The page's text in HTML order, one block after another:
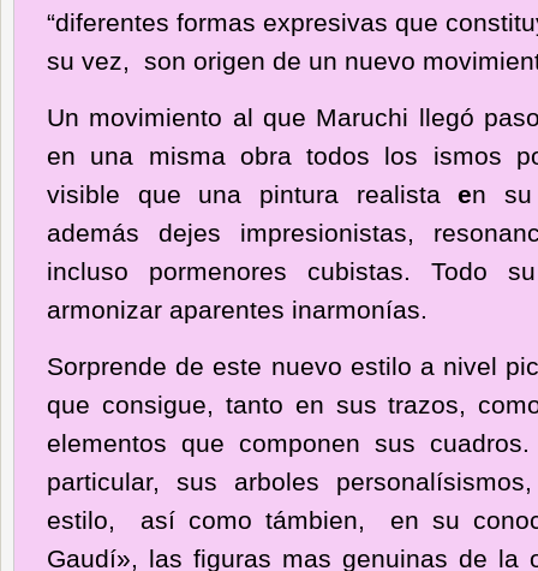
“diferentes formas expresivas que
su vez, son origen de un nuevo
Un movimiento al que Maruchi llegó
en una misma obra todos los ismos
visible que una pintura realistaen su
además dejes impresionistas,
incluso pormenores cubistas. Todo
armonizar aparentes inarmonías.
Sorprende de este nuevo estilo a nivel
que consigue, tanto en sus trazos,
elementos que componen sus
particular, sus arboles
estilo, así como támbien, en su
Gaudí», las figuras mas genuinas de la